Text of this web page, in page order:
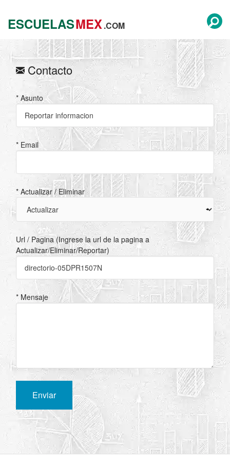
ESCUELASMEX.COM
Contacto
* Asunto
* Email
* Actualizar / Eliminar
Url / Pagina (Ingrese la url de la pagina a
Actualizar/Eliminar/Reportar)
* Mensaje
Enviar